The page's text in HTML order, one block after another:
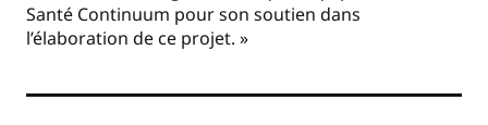
Santé Continuum pour son soutien dans
l’élaboration de ce projet. »